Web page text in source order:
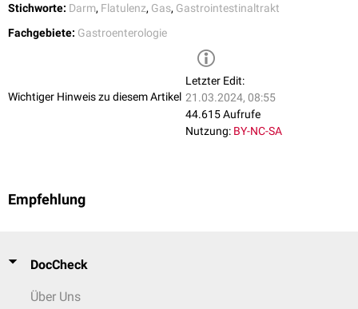
Stichworte: Darm, Flatulenz, Gas, Gastrointestinaltrakt
Fachgebiete: Gastroenterologie
Wichtiger Hinweis zu diesem Artikel
Letzter Edit:
21.03.2024, 08:55
44.615 Aufrufe
Nutzung: BY-NC-SA
Empfehlung
DocCheck
Über Uns